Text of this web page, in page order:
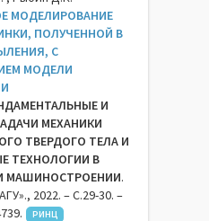
МОДЕЛИРОВАНИЕ
ПОЛУЧЕННОЙ В
С
МОДЕЛИ
И
МЕХАНИКИ
ТВЕРДОГО ТЕЛА И
ТЕХНОЛОГИИ В
МАШИНОСТРОЕНИИ.
2022. – C.29-30. –
РИНЦ